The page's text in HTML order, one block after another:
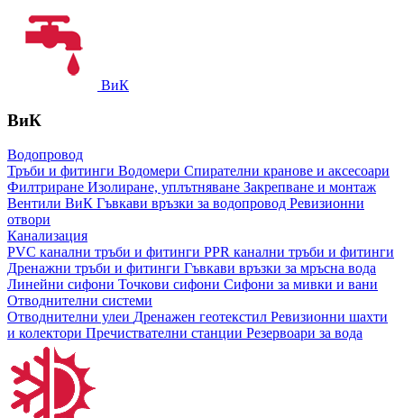
ВиК
ВиК
Водопровод
Тръби и фитинги Водомери Спирателни кранове и аксесоари
Филтриране Изолиране, уплътняване Закрепване и монтаж
Вентили ВиК Гъвкави връзки за водопровод Ревизионни
отвори
Канализация
PVC канални тръби и фитинги PPR канални тръби и фитинги
Дренажни тръби и фитинги Гъвкави връзки за мръсна вода
Линейни сифони Точкови сифони Сифони за мивки и вани
Отводнителни системи
Отводнителни улеи Дренажен геотекстил Ревизионни шахти
и колектори Пречиствателни станции Резервоари за вода